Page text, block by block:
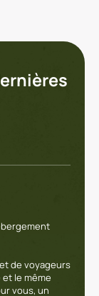
de voyageurs
le même
vous, un